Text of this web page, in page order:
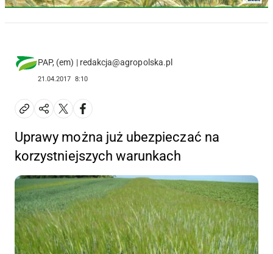
PAP, (em) | redakcja@agropolska.pl
21.04.2017 8:10
Uprawy można już ubezpieczać na
korzystniejszych warunkach